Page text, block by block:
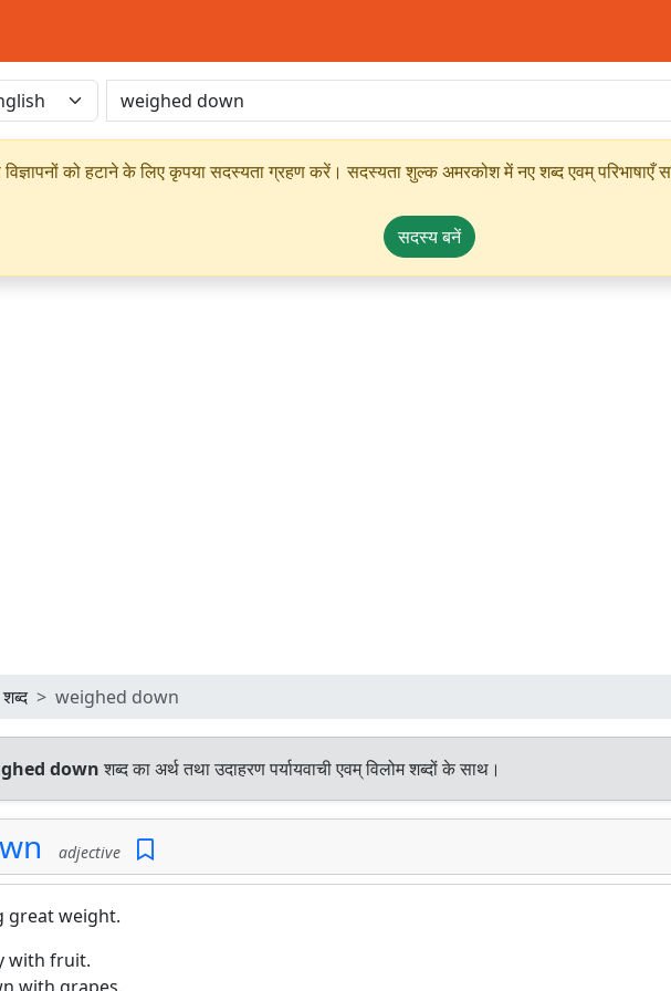
को हटाने के लिए कृपया सदस्यता ग्रहण करें। सदस्यता शुल्क अमरकोश में नए शब्द एवम् परिभाषाएँ
सदस्य बनें
शब्द weighed down
downशब्द का अर्थ तथा उदाहरण पर्यायवाची एवम् विलोम शब्दों के साथ।
adjective
great weight.
with fruit.